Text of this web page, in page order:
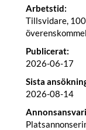
Arbetstid:
Tillsvidare,
Publicerat:
2026-06-17
Sista
2026-08-14